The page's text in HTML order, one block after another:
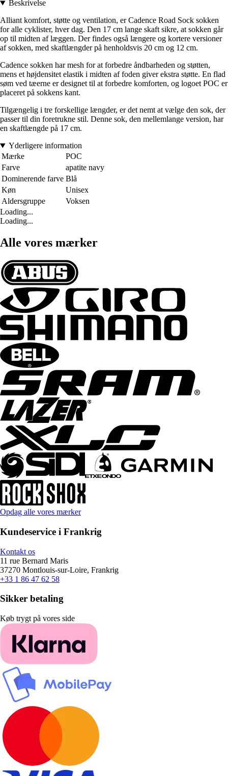
Beskrivelse
Alliant komfort, støtte og ventilation, er Cadence Road Sock sokken
for alle cyklister, hver dag. Den 17 cm lange skaft sikre, at sokken går
op til midten af læggen. Der findes også længere og kortere versioner
af sokken, med skaftlængder på henholdsvis 20 cm og 12 cm.
Cadence sokken har mesh for at forbedre åndbarheden og støtten,
mens et højdensitet elastik i midten af foden giver ekstra støtte. En flad
søm ved tæerne er designet til at forbedre komforten, og logoet POC er
placeret på sokkens kant.
Tilgængelig i tre forskellige længder, er det nemt at vælge den sok, der
passer til din foretrukne stil. Denne sok, den mellemlange version, har
en skaftlængde på 17 cm.
Yderligere information
Mærke
POC
Farve
apatite navy
Dominerende farve Blå
Køn
Unisex
Aldersgruppe
Voksen
Loading...
Loading...
Alle vores mærker
Opdag alle vores mærker
Kundeservice i Frankrig
Kontakt os
11 rue Bernard Maris
37270 Montlouis-sur-Loire, Frankrig
+33 1 86 47 62 58
Sikker betaling
Køb trygt på vores side